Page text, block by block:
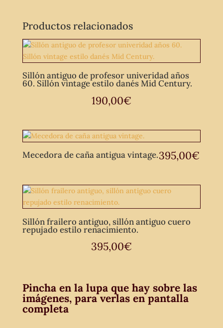
Productos relacionados
Sillón antiguo de profesor univeridad años
60. Sillón vintage estilo danés Mid Century.
190,00€
Mecedora de caña antigua vintage.395,00€
Sillón frailero antiguo, sillón antiguo cuero
repujado estilo renacimiento.
395,00€
Pincha en la lupa que hay sobre las
imágenes, para verlas en pantalla
completa